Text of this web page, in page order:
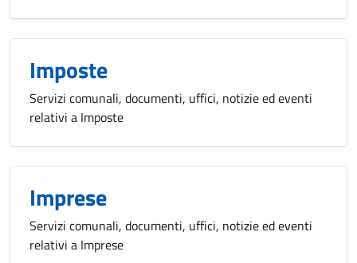
Imposte
Servizi comunali, documenti, uffici, notizie ed eventi
relativi a Imposte
Imprese
Servizi comunali, documenti, uffici, notizie ed eventi
relativi a Imprese